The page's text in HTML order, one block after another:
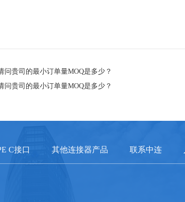
问贵司的最小订单量MOQ是多少？
问贵司的最小订单量MOQ是多少？
C接口 其他连接器产品 联系中连